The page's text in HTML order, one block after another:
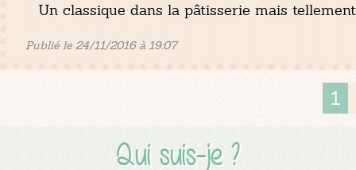
Qui suis-je ?
Un classique dans la pâtisserie mais
Publié le 24/11/2016 à 19:07
1